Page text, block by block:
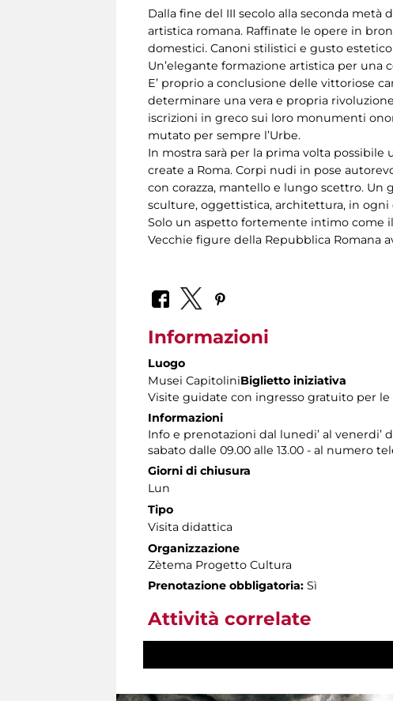
Dalla fine del III secolo alla seconda
artistica romana. Raffinate le opere in
domestici. Canoni stilistici e gusto
Un’elegante formazione artistica per
E’ proprio a conclusione delle vittoriose
determinare una vera e propria
iscrizioni in greco sui loro monumenti
mutato per sempre l’Urbe.
In mostra sarà per la prima volta
create a Roma. Corpi nudi in pose
con corazza, mantello e lungo scettro.
sculture, oggettistica, architettura, in ogni
Solo un aspetto fortemente intimo come
Vecchie figure della Repubblica Romana
Informazioni
Luogo
Musei CapitoliniBiglietto iniziativa
Visite guidate con ingresso gratuito per
Informazioni
Info e prenotazioni dal lunedi’ al venerdi’
sabato dalle 09.00 alle 13.00 - al numero
Giorni di chiusura
Lun
Tipo
Visita didattica
Organizzazione
Zètema Progetto Cultura
Prenotazione obbligatoria: Sì
Attività correlate